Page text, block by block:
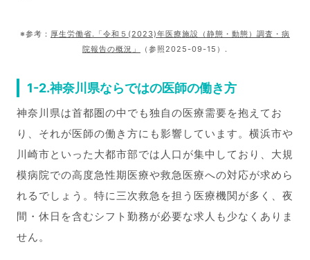
※参考： 厚生労働省.「令和５(2023)年医療施設（静態・動態）調査・病
院報告の概況」
（参照2025-09-15）.
1-2.神奈川県ならではの医師の働き方
神奈川県は首都圏の中でも独自の医療需要を抱えてお
り、それが医師の働き方にも影響しています。横浜市や
川崎市といった大都市部では人口が集中しており、大規
模病院での高度急性期医療や救急医療への対応が求めら
れるでしょう。特に三次救急を担う医療機関が多く、夜
間・休日を含むシフト勤務が必要な求人も少なくありま
せん。